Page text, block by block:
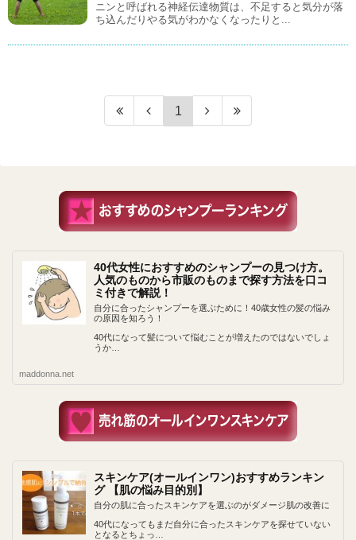
ニンと呼ばれる神経伝達物質は、不足すると気分が落
ち込んだりやる気がわかなくなったりと...
1
40代女性におすすめのシャンプーの見つけ方。
人気のものから市販のものまで探す方法を口コ
ミ付きで解説！
自分に合ったシャンプーを選ぶために！40歳女性の髪の悩み
の原因を知ろう！
40代になって髪について悩むことが増えたのではないでしょ
うか…
maddonna.net
スキンケア(オールインワン)おすすめランキン
グ 【肌の悩み目的別】
自分の肌に合ったスキンケアを選ぶのがダメージ肌の改善に
40代になってもまだ自分に合ったスキンケアを探せていない
となるとちょっ…